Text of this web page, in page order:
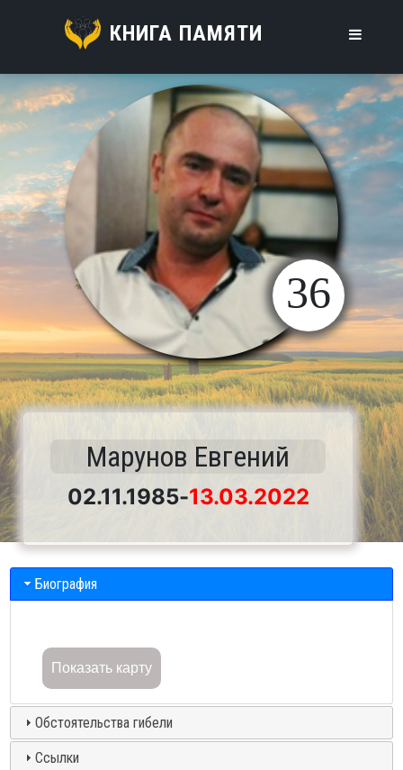
КНИГА ПАМЯТИ
36
Марунов Евгений
02.11.1985-13.03.2022
Биография
Показать карту
Обстоятельства гибели
Ссылки